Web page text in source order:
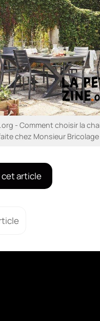
- Comment choisir la
chez Monsieur Bricolage
cet article